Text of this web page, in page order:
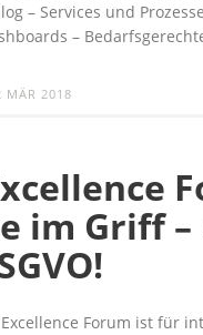
– Services und
–
MÄR 2018
im Griff
Forum ist für